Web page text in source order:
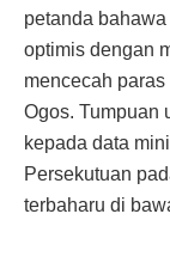
petanda
optimis dengan
mencecah
Ogos. Tumpuan
kepada data
Persekutuan
terbaharu di